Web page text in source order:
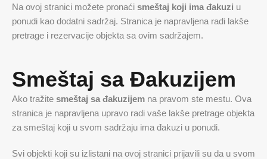
Na ovoj stranici možete pronaći smeštaj koji ima đakuzi u
ponudi kao dodatni sadržaj. Stranica je napravljena radi lakše
pretrage i rezervacije objekta sa ovim sadržajem.
Smeštaj sa Đakuzijem
Ako tražite smeštaj sa đakuzijem na pravom ste mestu. Ova
stranica je napravljena upravo radi vaše lakše pretrage objekta
za smeštaj koji u svom sadržaju ima đakuzi u ponudi.
Svi objekti koji su izlistani na ovoj stranici prijavili su da u svom